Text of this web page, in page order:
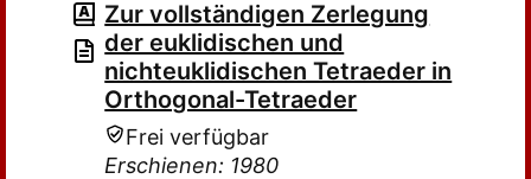
Zur vollständigen Zerlegung
der euklidischen und
nichteuklidischen Tetraeder in
Orthogonal-Tetraeder
Frei verfügbar
Erschienen: 1980